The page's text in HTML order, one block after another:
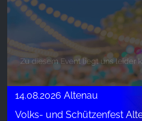
14.08.2026 Altenau
Volks- und Schützenfest
Purpose:
Сбор статистических
Cookie duration:
24 часа - 2 года